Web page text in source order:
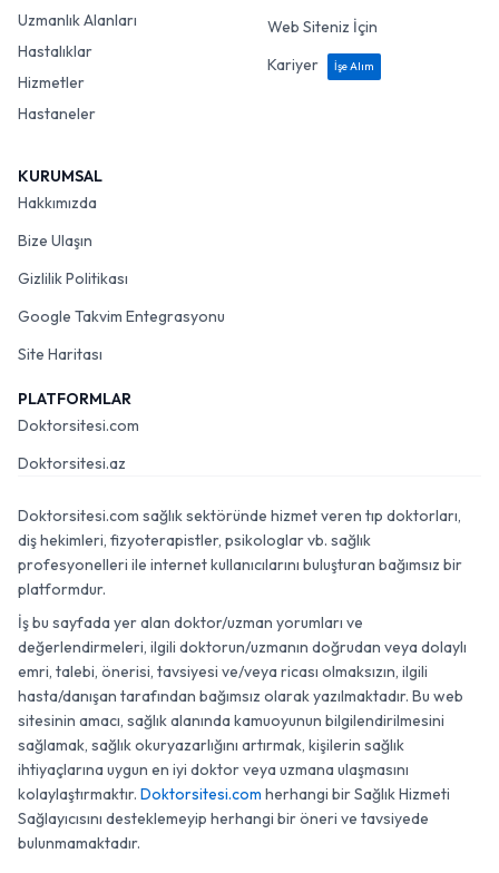
Uzmanlık Alanları
Hastalıklar
Hizmetler
Hastaneler
Web Siteniz İçin
Kariyer
İşe Alım
KURUMSAL
Hakkımızda
Bize Ulaşın
Gizlilik Politikası
Google Takvim Entegrasyonu
Site Haritası
PLATFORMLAR
Doktorsitesi.com
Doktorsitesi.az
Doktorsitesi.com sağlık sektöründe hizmet veren tıp doktorları,
diş hekimleri, fizyoterapistler, psikologlar vb. sağlık
profesyonelleri ile internet kullanıcılarını buluşturan bağımsız bir
platformdur.
İş bu sayfada yer alan doktor/uzman yorumları ve
değerlendirmeleri, ilgili doktorun/uzmanın doğrudan veya dolaylı
emri, talebi, önerisi, tavsiyesi ve/veya ricası olmaksızın, ilgili
hasta/danışan tarafından bağımsız olarak yazılmaktadır. Bu web
sitesinin amacı, sağlık alanında kamuoyunun bilgilendirilmesini
sağlamak, sağlık okuryazarlığını artırmak, kişilerin sağlık
ihtiyaçlarına uygun en iyi doktor veya uzmana ulaşmasını
kolaylaştırmaktır. Doktorsitesi.com herhangi bir Sağlık Hizmeti
Sağlayıcısını desteklemeyip herhangi bir öneri ve tavsiyede
bulunmamaktadır.